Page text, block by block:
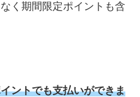
く期間限定ポイントも含
ントでも支払いができま